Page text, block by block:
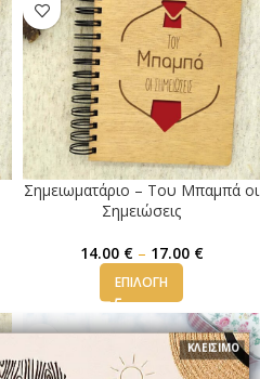
Σημειωματάριο – Του Μπαμπά οι
Σημειώσεις
14.00 € – 17.00 €
ΕΠΙΛΟΓΉ
ΚΛΕΙΣΙΜΟ